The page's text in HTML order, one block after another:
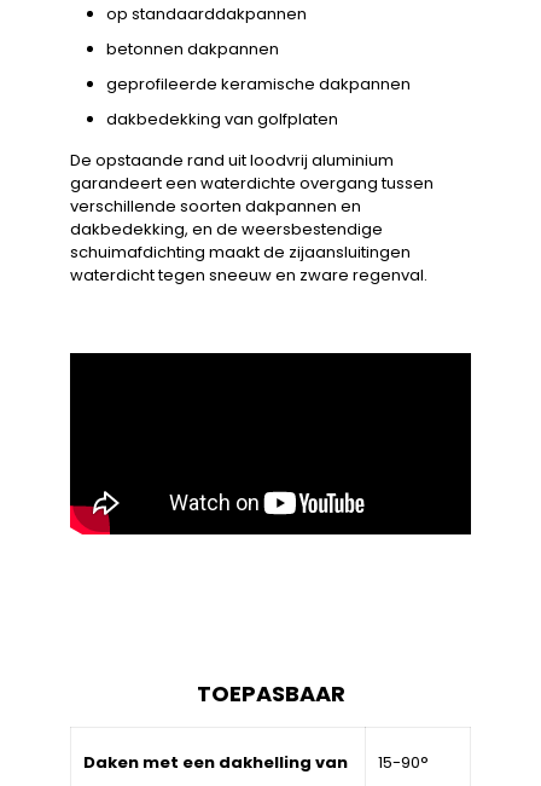
op standaarddakpannen
betonnen dakpannen
geprofileerde keramische dakpannen
dakbedekking van golfplaten
De opstaande rand uit loodvrij aluminium
garandeert een waterdichte overgang tussen
verschillende soorten dakpannen en
dakbedekking, en de weersbestendige
schuimafdichting maakt de zijaansluitingen
waterdicht tegen sneeuw en zware regenval.
TOEPASBAAR
Daken met een dakhelling van 15-90°